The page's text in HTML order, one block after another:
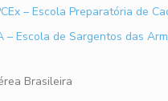
– Escola Preparatória de
– Escola de Sargentos das
Brasileira